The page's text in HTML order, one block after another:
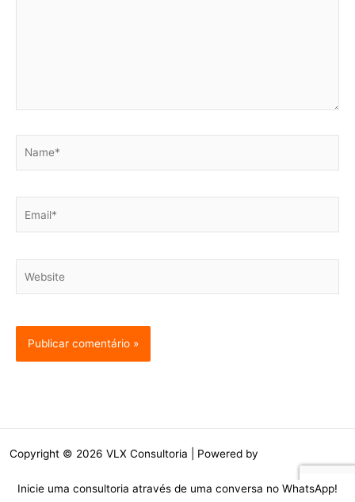
Copyright © 2026 VLX Consultoria | Powered by
Inicie uma consultoria através de uma conversa no WhatsApp!